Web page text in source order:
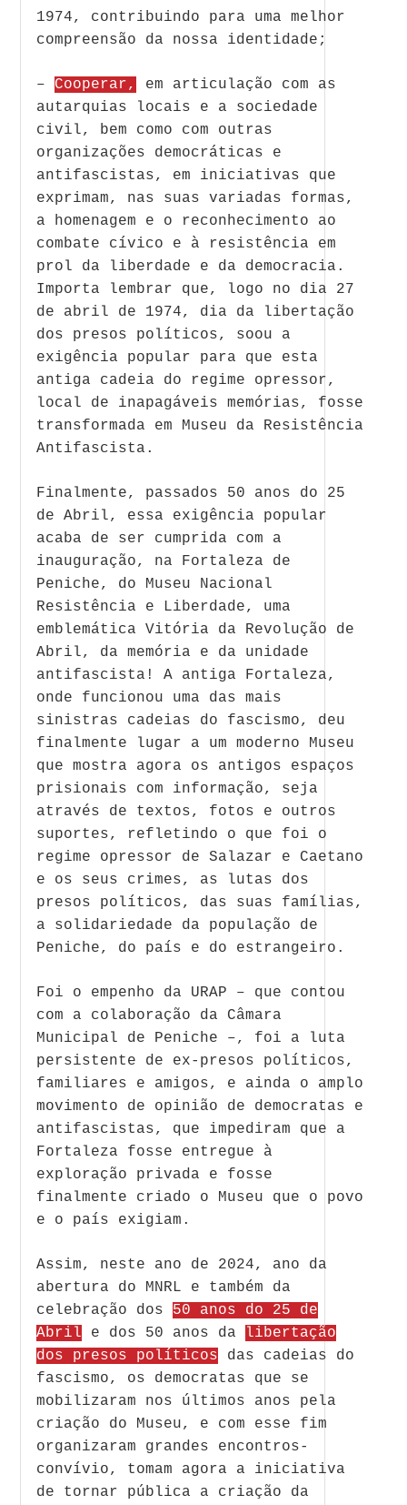
1974, contribuindo para uma melhor
compreensão da nossa identidade;
– Cooperar,
em articulação com as
autarquias locais e a sociedade
civil, bem como com outras
organizações democráticas e
antifascistas, em iniciativas que
exprimam, nas suas variadas formas,
a homenagem e o reconhecimento ao
combate cívico e à resistência em
prol da liberdade e da democracia.
Importa lembrar que, logo no dia 27
de abril de 1974, dia da libertação
dos presos políticos, soou a
exigência popular para que esta
antiga cadeia do regime opressor,
local de inapagáveis memórias, fosse
transformada em Museu da Resistência
Antifascista.
Finalmente, passados 50 anos do 25
de Abril, essa exigência popular
acaba de ser cumprida com a
inauguração, na Fortaleza de
Peniche, do Museu Nacional
Resistência e Liberdade, uma
emblemática Vitória da Revolução de
Abril, da memória e da unidade
antifascista! A antiga Fortaleza,
onde funcionou uma das mais
sinistras cadeias do fascismo, deu
finalmente lugar a um moderno Museu
que mostra agora os antigos espaços
prisionais com informação, seja
através de textos, fotos e outros
suportes, refletindo o que foi o
regime opressor de Salazar e Caetano
e os seus crimes, as lutas dos
presos políticos, das suas famílias,
a solidariedade da população de
Peniche, do país e do estrangeiro.
Foi o empenho da URAP – que contou
com a colaboração da Câmara
Municipal de Peniche –, foi a luta
persistente de ex-presos políticos,
familiares e amigos, e ainda o amplo
movimento de opinião de democratas e
antifascistas, que impediram que a
Fortaleza fosse entregue à
exploração privada e fosse
finalmente criado o Museu que o povo
e o país exigiam.
Assim, neste ano de 2024, ano da
abertura do MNRL e também da
celebração dos 50 anos do 25 de
Abril e dos 50 anos da
libertação
dos presos políticos das cadeias do
fascismo, os democratas que se
mobilizaram nos últimos anos pela
criação do Museu, e com esse fim
organizaram grandes encontros-
convívio, tomam agora a iniciativa
de tornar pública a criação da